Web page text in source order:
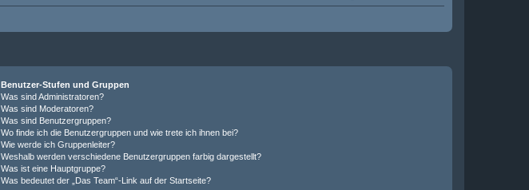
Benutzer-Stufen und Gruppen
Was sind Administratoren?
Was sind Moderatoren?
Was sind Benutzergruppen?
Wo finde ich die Benutzergruppen und wie trete ich ihnen bei?
Wie werde ich Gruppenleiter?
Weshalb werden verschiedene Benutzergruppen farbig dargestellt?
Was ist eine Hauptgruppe?
Was bedeutet der „Das Team“-Link auf der Startseite?